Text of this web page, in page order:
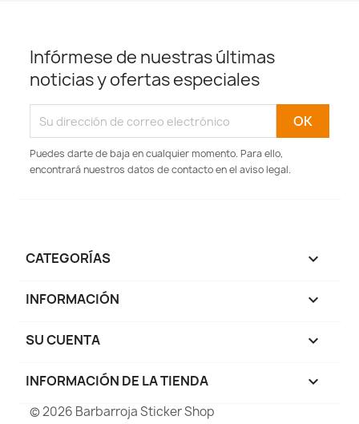
Infórmese de nuestras últimas
noticias y ofertas especiales
Puedes darte de baja en cualquier momento. Para ello,
encontrará nuestros datos de contacto en el aviso legal.
CATEGORÍAS 
INFORMACIÓN 
SU CUENTA 
INFORMACIÓN DE LA TIENDA keyboard_arrow_down
© 2026 Barbarroja Sticker Shop